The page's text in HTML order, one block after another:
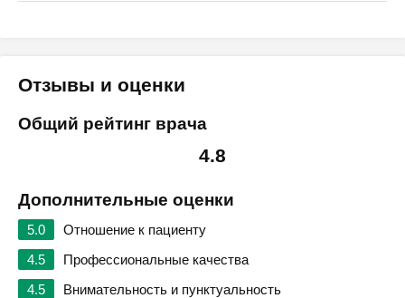
Отзывы и оценки
Общий рейтинг врача
4.8
Дополнительные оценки
5.0
Отношение к пациенту
4.5
Профессиональные качества
4.5
Внимательность и пунктуальность